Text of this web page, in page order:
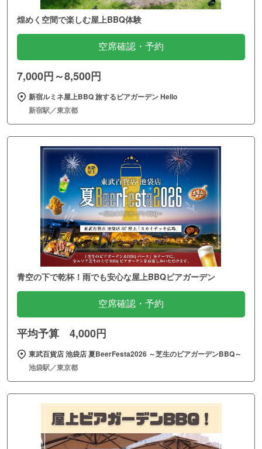
煌めく空間で楽しむ屋上BBQ体験
空席確認・予約
7,000円～8,500円
新宿ルミネ屋上BBQ 旅するビアガーデン Hello
新宿駅／東京都
青空の下で乾杯！雨でも安心な屋上BBQビアガーデン
空席確認・予約
平均予算 4,000円
東武百貨店 池袋店 夏BeerFesta2026 ～芝生のビアガーデンBBQ～
池袋駅／東京都